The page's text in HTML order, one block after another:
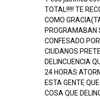
TOTAL!!!!! TE
COMO
PROGRAMABAN
CONFESADO
CIUDANOS
DELINCUENCIA
24 HORAS
ESTA GENTE
COSA QUE